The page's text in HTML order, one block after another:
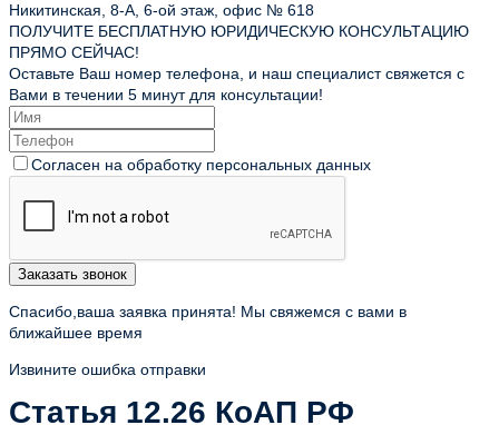
Никитинская, 8-А, 6-ой этаж, офис № 618
ПОЛУЧИТЕ БЕСПЛАТНУЮ ЮРИДИЧЕСКУЮ КОНСУЛЬТАЦИЮ
ПРЯМО СЕЙЧАС!
Оставьте Ваш номер телефона, и наш специалист свяжется с
Вами в течении 5 минут для консультации!
Согласен на обработку персональных данных
Заказать звонок
Спасибо,ваша заявка принята! Мы свяжемся с вами в
ближайшее время
Извините ошибка отправки
Статья 12.26 КоАП РФ